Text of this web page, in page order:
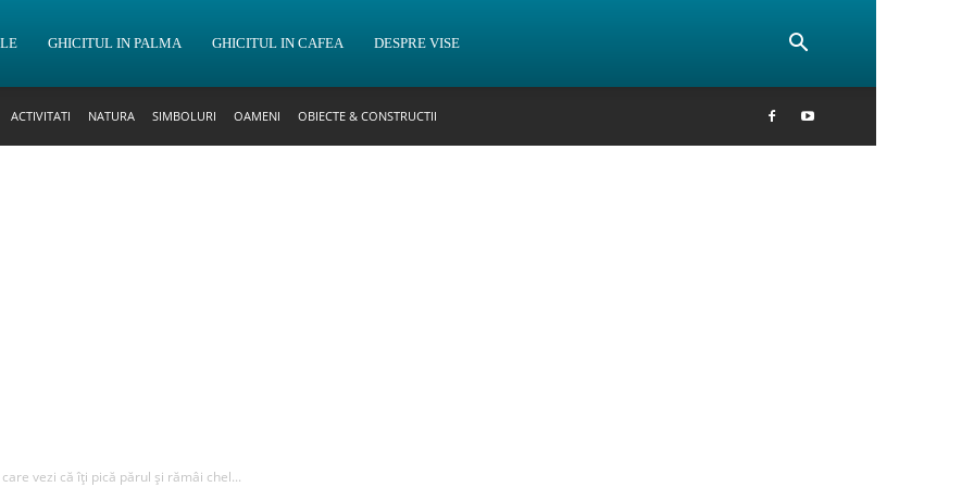
GHICITUL IN PALMA GHICITUL IN CAFEA DESPRE VISE
ACTIVITATI NATURA SIMBOLURI OAMENI OBIECTE & CONSTRUCTII
vezi că îți pică părul și rămâi chel...